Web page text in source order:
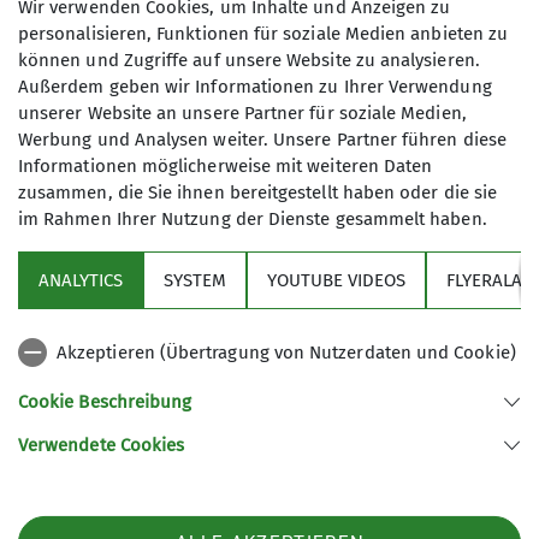
Alpenvereins (DAV) mit 2.610
Mitgliedern (Stand 01.Aug. 2025).
Gegründet 1961 als Bergsportgruppe
Siemens Balanstraße sind wir seit
1989 eine eigenständige Sektion
innerhalb des Deutschen
Alpenvereins:DAV Sektion
Im Jahr 2009 haben wir unsere Hütte,
Wir sind eine sehr aktive Sektion mit
einer stattlichen Anzahl von
Bergtouren jeglicher Couleur
(Bergwanderungen, Hochtouren,
Anmeldung
Anfrage senden
Programm
News
82216 Maisach
Wir verwenden Cookies, um Inhalte und Anzeigen zu
personalisieren, Funktionen für soziale Medien anbieten zu
können und Zugriffe auf unsere Website zu analysieren.
Außerdem geben wir Informationen zu Ihrer Verwendung
unserer Website an unsere Partner für soziale Medien,
Werbung und Analysen weiter. Unsere Partner führen diese
Informationen möglicherweise mit weiteren Daten
zusammen, die Sie ihnen bereitgestellt haben oder die sie
im Rahmen Ihrer Nutzung der Dienste gesammelt haben.
ANALYTICS SYSTEM YOUTUBE VIDEOS
Akzeptieren (Übertragung von Nutzerdaten und Cookie)
Cookie Beschreibung
Verwendete Cookies